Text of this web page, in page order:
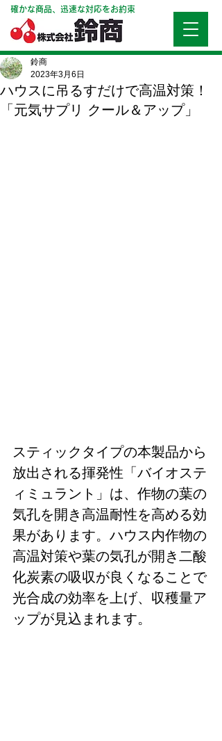
確かな商品、迅速な対応をお約束
ハウスに吊るすだけで高温対策！
「元気サプリ クール＆アップ」
鈴商
2023年3月6日
スティックタイプの本製品から
放出される揮発性「バイオステ
ィミュラント」は、作物の葉の
気孔を開き高温耐性を高める効
果があります。ハウス内作物の
高温対策や葉の気孔が開き二酸
化炭素の吸収が良くなることで
光合成の効率を上げ、収穫量ア
ップが見込まれます。